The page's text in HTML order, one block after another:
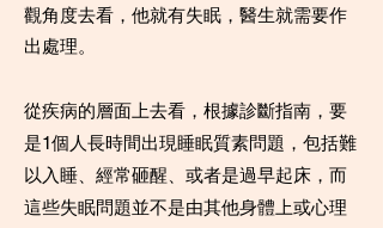
觀角度去看，他就有失眠，醫生就需要作
出處理。
從疾病的層面上去看，根據診斷指南，要
是1個人長時間出現睡眠質素問題，包括難
以入睡、經常砸醒、或者是過早起床，而
這些失眠問題並不是由其他身體上或心理